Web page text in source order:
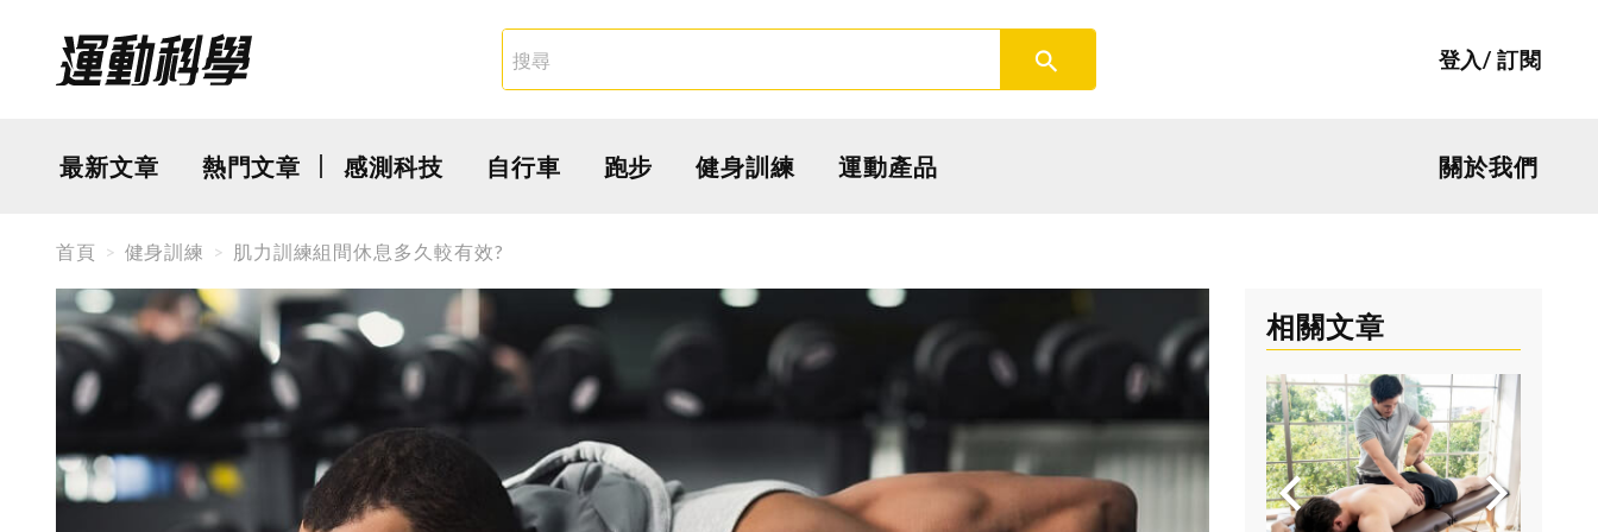
登入 訂閱
最新文章 熱門文章 感測科技 自行車 跑步 健身訓練 運動產品 關於我們
首頁 健身訓練 肌力訓練組間休息多久較有效?
相關文章
取消 確定